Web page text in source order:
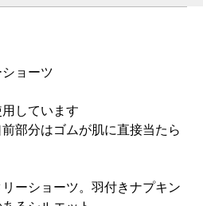
ョーツ
しています
部分はゴムが肌に直接当たら
ーショーツ。羽付きナプキン